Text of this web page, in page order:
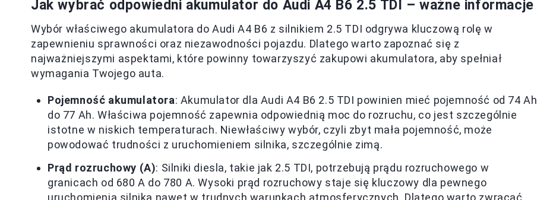
Jak wybrać odpowiedni akumulator do Audi A4 B6 2.5 TDI – ważne informacje
Wybór właściwego akumulatora do Audi A4 B6 z silnikiem 2.5 TDI odgrywa kluczową rolę w
zapewnieniu sprawności oraz niezawodności pojazdu. Dlatego warto zapoznać się z
najważniejszymi aspektami, które powinny towarzyszyć zakupowi akumulatora, aby spełniał
wymagania Twojego auta.
Pojemność akumulatora: Akumulator dla Audi A4 B6 2.5 TDI powinien mieć pojemność od 74 Ah
do 77 Ah. Właściwa pojemność zapewnia odpowiednią moc do rozruchu, co jest szczególnie
istotne w niskich temperaturach. Niewłaściwy wybór, czyli zbyt mała pojemność, może
powodować trudności z uruchomieniem silnika, szczególnie zimą.
Prąd rozruchowy (A): Silniki diesla, takie jak 2.5 TDI, potrzebują prądu rozruchowego w
granicach od 680 A do 780 A. Wysoki prąd rozruchowy staje się kluczowy dla pewnego
uruchomienia silnika nawet w trudnych warunkach atmosferycznych. Dlatego warto zwracać